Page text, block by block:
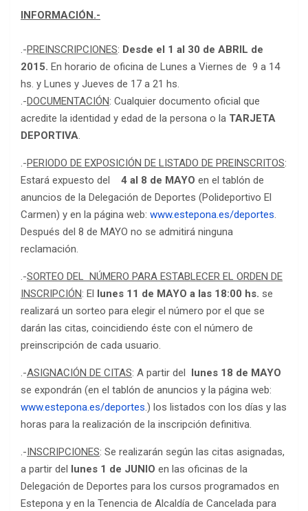
INFORMACIÓN.-
.-PREINSCRIPCIONES: Desde el 1 al 30 de ABRIL de
2015. En horario de oficina de Lunes a Viernes de 9 a 14
hs. y Lunes y Jueves de 17 a 21 hs.
.-DOCUMENTACIÓN: Cualquier documento oficial que
acredite la identidad y edad de la persona o la TARJETA
DEPORTIVA.
.-PERIODO DE EXPOSICIÓN DE LISTADO DE PREINSCRITOS:
Estará expuesto del
4 al 8 de MAYO en el tablón de
anuncios de la Delegación de Deportes (Polideportivo El
Carmen) y en la página web: www.estepona.es/deportes.
Después del 8 de MAYO no se admitirá ninguna
reclamación.
.-SORTEO DEL NÚMERO PARA ESTABLECER EL ORDEN DE
INSCRIPCIÓN: El lunes 11 de MAYO a las 18:00 hs. se
realizará un sorteo para elegir el número por el que se
darán las citas, coincidiendo éste con el número de
preinscripción de cada usuario.
.-ASIGNACIÓN DE CITAS: A partir del lunes 18 de MAYO
se expondrán (en el tablón de anuncios y la página web:
www.estepona.es/deportes.) los listados con los días y las
horas para la realización de la inscripción definitiva.
.-INSCRIPCIONES: Se realizarán según las citas asignadas,
a partir del lunes 1 de JUNIO en las oficinas de la
Delegación de Deportes para los cursos programados en
Estepona y en la Tenencia de Alcaldía de Cancelada para